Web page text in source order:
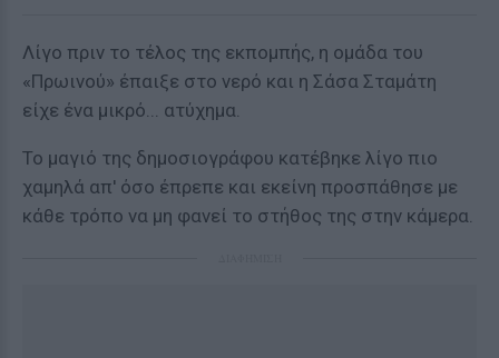
Λίγο πριν το τέλος της εκπομπής, η ομάδα του
«Πρωινού» έπαιξε στο νερό και η Σάσα Σταμάτη
είχε ένα μικρό... ατύχημα.
Το μαγιό της δημοσιογράφου κατέβηκε λίγο πιο
χαμηλά απ' όσο έπρεπε και εκείνη προσπάθησε με
κάθε τρόπο να μη φανεί το στήθος της στην κάμερα.